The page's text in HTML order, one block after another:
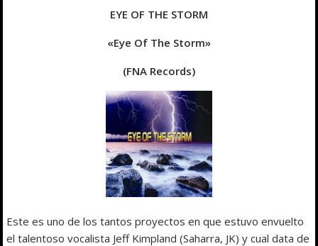
EYE OF THE STORM
«Eye Of The Storm»
(FNA Records)
Este es uno de los tantos proyectos en que estuvo envuelto
el talentoso vocalista Jeff Kimpland (Saharra, JK) y cual data de